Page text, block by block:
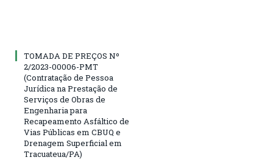
TOMADA DE PREÇOS Nº
2/2023-00006-PMT
(Contratação de Pessoa
Jurídica na Prestação de
Serviços de Obras de
Engenharia para
Recapeamento Asfáltico de
Vias Públicas em CBUQ e
Drenagem Superficial em
Tracuateua/PA)